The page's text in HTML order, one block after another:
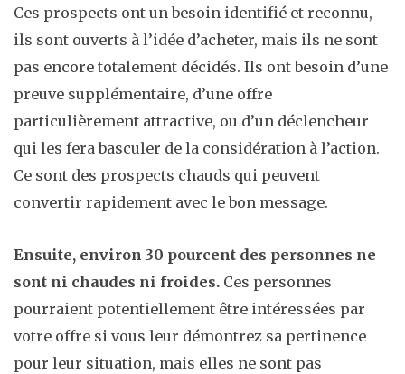
Ces prospects ont un besoin identifié et reconnu,
ils sont ouverts à l’idée d’acheter, mais ils ne sont
pas encore totalement décidés. Ils ont besoin d’une
preuve supplémentaire, d’une offre
particulièrement attractive, ou d’un déclencheur
qui les fera basculer de la considération à l’action.
Ce sont des prospects chauds qui peuvent
convertir rapidement avec le bon message.
Ensuite, environ 30 pourcent des personnes ne
sont ni chaudes ni froides. Ces personnes
pourraient potentiellement être intéressées par
votre offre si vous leur démontrez sa pertinence
pour leur situation, mais elles ne sont pas